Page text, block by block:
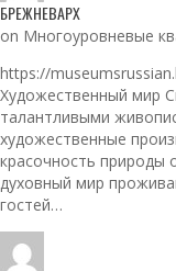
БРЕЖНЕВАРХ
on Многоуровневые
https://
Художественный мир
талантливыми
художественные
красочность природы
духовный мир
гостей…